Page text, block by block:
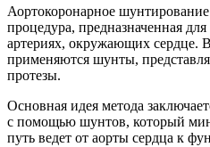
Аортокоронарное
процедура, предназначенная
артериях, окружающих сердце.
применяются шунты,
протезы.
Основная идея метода
с помощью шунтов, который
путь ведет от аорты сердца к